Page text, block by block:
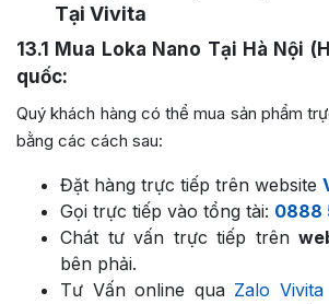
Tại Vivita
13.1 Mua Loka Nano Tại Hà Nội
quốc:
Quý khách hàng có thể mua sản phẩm
bằng các cách sau:
Đặt hàng trực tiếp trên website
Gọi trực tiếp vào tổng tài: 0888
Chát tư vấn trực tiếp trên
bên phải.
Tư Vấn online quaZalo Vivita